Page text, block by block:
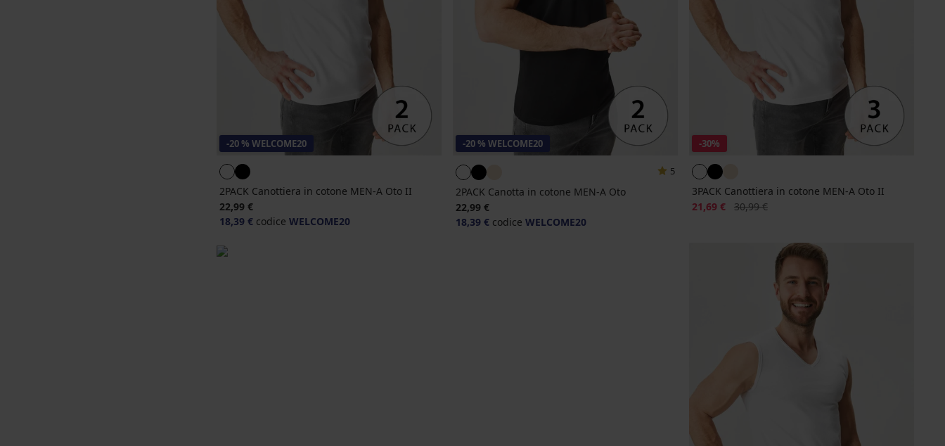
-20 % WELCOME20
2PACK Canottiera in cotone MEN-A Oto II
22,99 €
18,39 € codice WELCOME20
-20 % WELCOME20
5
2PACK Canotta in cotone MEN-A Oto
22,99 €
18,39 €codice WELCOME20
-30%
3PACK Canottiera in cotone MEN-A Oto II
Sconto
21,69 € Prezzo originale
30,99 €